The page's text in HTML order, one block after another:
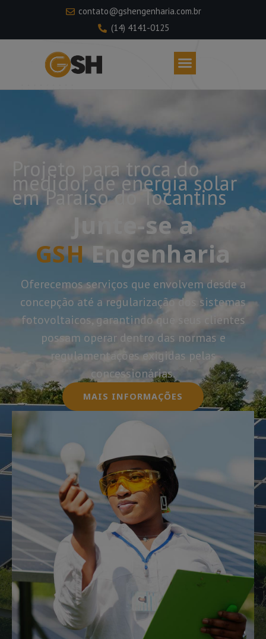
contato@gshengenharia.com.br
(14) 4141-0125
Projeto para troca do
medidor de energia solar
em Paraíso do Tocantins
Junte-se a
GSHEngenharia
Oferecemos serviços que envolvem desde a
concepção até a regularização dos sistemas
fotovoltaicos, garantindo que seus clientes
possam operar dentro das normas e
regulamentações exigidas pelas
concessionárias.
MAIS INFORMAÇÕES